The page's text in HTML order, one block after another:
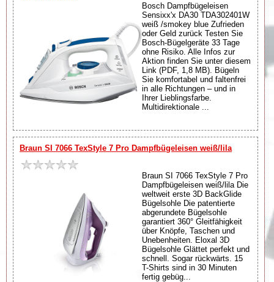
Bosch Dampfbügeleisen
Sensixx'x DA30 TDA302401W
weiß /smokey blue Zufrieden
oder Geld zurück Testen Sie
Bosch-Bügelgeräte 33 Tage
ohne Risiko. Alle Infos zur
Aktion finden Sie unter diesem
Link (PDF, 1,8 MB). Bügeln
Sie komfortabel und faltenfrei
in alle Richtungen – und in
Ihrer Lieblingsfarbe.
Multidirektionale ...
Braun SI 7066 TexStyle 7 Pro Dampfbügeleisen weiß/lila
Braun SI 7066 TexStyle 7 Pro
Dampfbügeleisen weiß/lila Die
weltweit erste 3D BackGlide
Bügelsohle Die patentierte
abgerundete Bügelsohle
garantiert 360° Gleitfähigkeit
über Knöpfe, Taschen und
Unebenheiten. Eloxal 3D
Bügelsohle Glättet perfekt und
schnell. Sogar rückwärts. 15
T-Shirts sind in 30 Minuten
fertig gebüg...